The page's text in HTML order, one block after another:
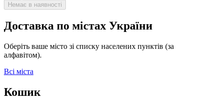
Немає в наявності
Доставка по містах України
Оберіть ваше місто зі списку населених пунктів (за
алфавітом).
Всі міста
Кошик